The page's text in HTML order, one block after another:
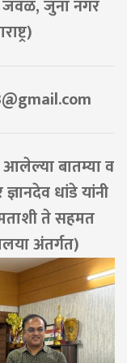
जवळ, जुना नगर
बातम्या व
धांडे यांनी
ते सहमत
अंतर्गत)